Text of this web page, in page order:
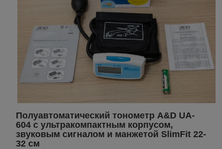
Полуавтоматический тонометр A&D UA-
604 с ультракомпактным корпусом,
звуковым сигналом и манжетой SlimFit 22-
32 см